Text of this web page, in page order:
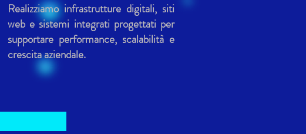
Realizziamo infrastrutture digitali, siti
web e sistemi integrati progettati per
supportare performance, scalabilità e
crescita aziendale.